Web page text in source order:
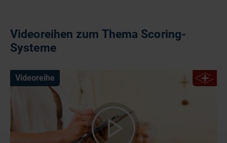
Videoreihen zum Thema Scoring-
Systeme
Videoreihe